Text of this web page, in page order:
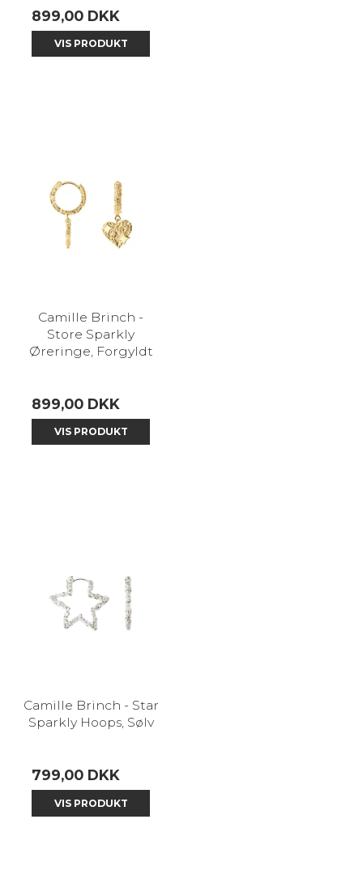
899,00 DKK
VIS PRODUKT
Camille Brinch -
Store Sparkly
Øreringe, Forgyldt
899,00 DKK
VIS PRODUKT
Camille Brinch - Star
Sparkly Hoops, Sølv
799,00 DKK
VIS PRODUKT